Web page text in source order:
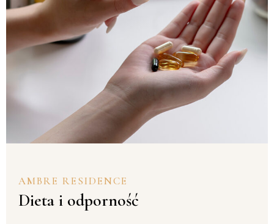
AMBRE RESIDENCE
Dieta i odporność